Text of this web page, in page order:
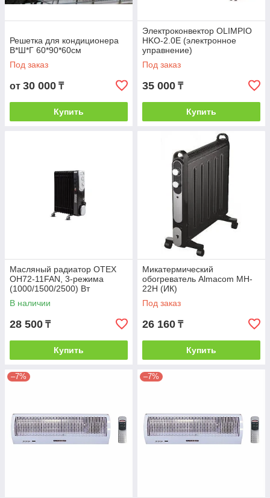
Решетка для кондиционера
В*Ш*Г 60*90*60см
Под заказ
от 30 000 ₸
Купить
Электроконвектор OLIMPIO
HKO-2.0E (электронное
управнение)
Под заказ
35 000 ₸
Купить
Масляный радиатор OTEX
OH72-11FAN, 3-режима
(1000/1500/2500) Вт
В наличии
28 500 ₸
Купить
Микатермический
обогреватель Almacom MH-
22H (ИК)
Под заказ
26 160 ₸
Купить
–7% –7%